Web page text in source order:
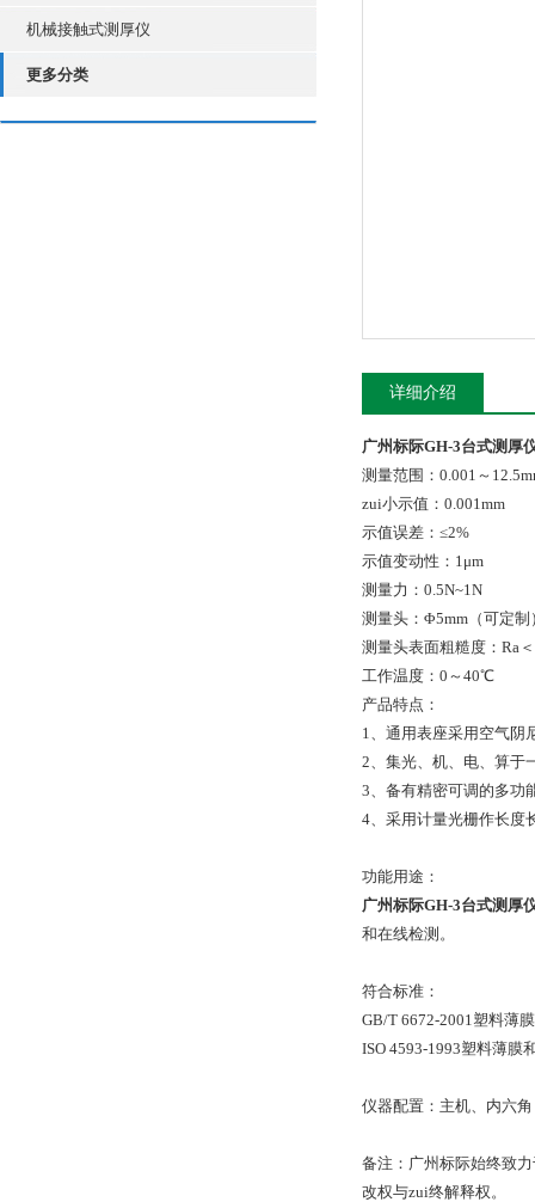
机械接触式测厚仪
更多分类
详细介绍
广州标际GH-3台式测厚
测量范围：0.001～
zui小示值：0.001mm
示值误差：≤2%
示值变动性：1μm
测量力：0.5N~1N
测量头：Φ5mm（可定制
测量头表面粗糙度：Ra
工作温度：0～40℃
产品特点：
1、通用表座采用空气阴
2、集光、机、电、算于
3、备有精密可调的多功
4、采用计量光栅作长度
功能用途：
广州标际GH-3台式测厚
和在线检测。
符合标准：
GB/T 6672-2001塑料薄
ISO 4593-1993塑料薄膜
仪器配置：主机、内六角
备注：广州标际始终致
改权与zui终解释权。